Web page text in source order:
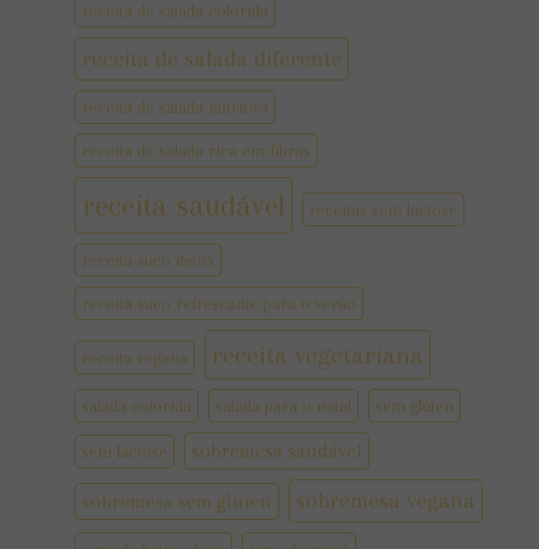
receita de salada colorida
receita de salada diferente
receita de salada nutritiva
receita de salada rica em fibras
receita saudável receitas sem lactose
receita suco detox
receita suco refrescante para o verão
receita vegana receita vegetariana
salada colorida salada para o natal sem glúten
sem lactose sobremesa saudável
sobremesa sem gluten sobremesa vegana